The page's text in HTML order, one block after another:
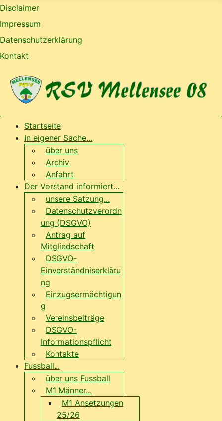
Disclaimer
Impressum
Datenschutzerklärung
Kontakt
Startseite
In eigener Sache...
über uns
Archiv
Anfahrt
Der Vorstand informiert...
unsere Satzung...
Datenschutzverordn
ung (DSGVO)
Antrag auf
Mitgliedschaft
DSGVO-
Einverständniserkläru
ng
Einzugsermächtigun
g
Vereinsbeiträge
DSGVO-
Informationspflicht
Kontakte
Fussball...
über uns Fussball
M1 Männer...
M1 Ansetzungen
25/26